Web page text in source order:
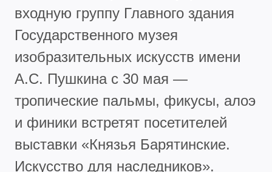
входную группу Главного здания
Государственного музея
изобразительных искусств имени
А.С. Пушкина с 30 мая —
тропические пальмы, фикусы, алоэ
и финики встретят посетителей
выставки «Князья Барятинские.
Искусство для наследников».